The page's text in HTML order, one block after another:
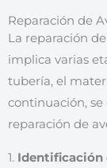
Reparación de
La reparación
implica varias
tubería, el
continuación,
reparación de
1. Identificación